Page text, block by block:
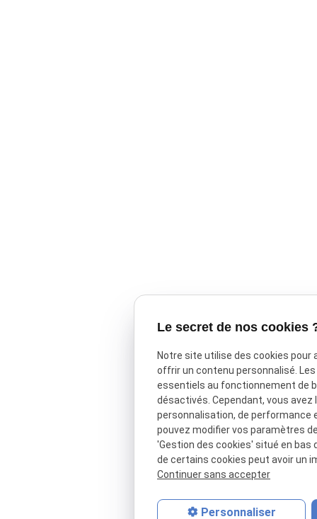
Le secret de nos cookies
Notre site utilise des cookies pour
offrir un contenu personnalisé.
essentiels au fonctionnement de
désactivés. Cependant, vous
personnalisation, de performance
pouvez modifier vos paramètres
'Gestion des cookies' situé en bas
de certains cookies peut avoir un
Continuer sans accepter
Personnaliser